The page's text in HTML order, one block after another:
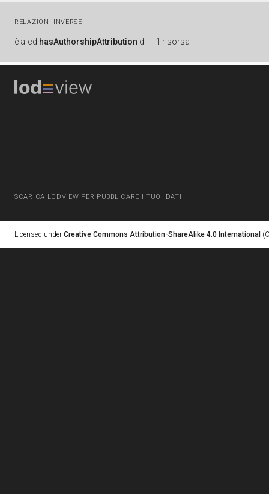
RELAZIONI INVERSE
è a-cd:hasAuthorshipAttribution di 1 risorsa
SCARICA LODVIEW PER PUBBLICARE I TUOI DATI
Licensed under Creative Commons Attribution-ShareAlike 4.0 International